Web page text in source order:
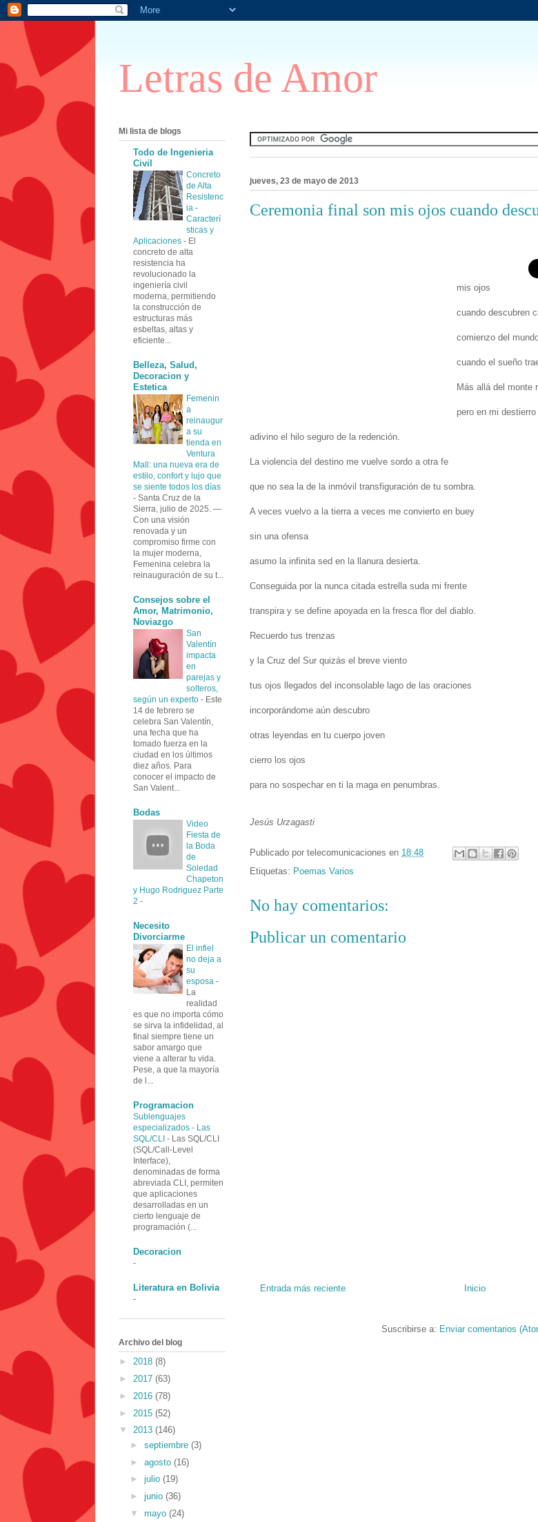
Letras de Amor
jueves, 23 de mayo de 2013
Ceremonia final son mis ojos cuando
mis ojos
cuando descubren
comienzo del
cuando el sueño
Más allá del monte
pero en mi destierro
adivino el hilo seguro de la redención.
La violencia del destino me vuelve sordo a otra fe
que no sea la de la inmóvil transfiguración de tu sombra.
A veces vuelvo a la tierra a veces me convierto en buey
sin una ofensa
asumo la infinita sed en la llanura desierta.
Conseguida por la nunca citada estrella suda mi frente
transpira y se define apoyada en la fresca flor del diablo.
Recuerdo tus trenzas
y la Cruz del Sur quizás el breve viento
tus ojos llegados del inconsolable lago de las oraciones
incorporándome aún descubro
otras leyendas en tu cuerpo joven
cierro los ojos
para no sospechar en ti la maga en penumbras.
Jesús Urzagasti
Publicado por telecomunicaciones en 18:48
Etiquetas: Poemas Varios
No hay comentarios:
Publicar un comentario
Entrada más reciente Inicio
Suscribirse a: Enviar comentarios
Mi lista de blogs
Todo de Ingenieria
Civil
Concreto
de Alta
Resistenc
ia -
Caracterí
sticas y
Aplicaciones - El
concreto de alta
resistencia ha
revolucionado la
ingeniería civil
moderna, permitiendo
la construcción de
estructuras más
esbeltas, altas y
eficiente...
Belleza, Salud,
Decoracion y
Estetica
Femenin
a
reinaugur
a su
tienda en
Ventura
Mall: una nueva era de
estilo, confort y lujo que
se siente todos los días
- Santa Cruz de la
Sierra, julio de 2025. —
Con una visión
renovada y un
compromiso firme con
la mujer moderna,
Femenina celebra la
reinauguración de su t...
Consejos sobre el
Amor, Matrimonio,
Noviazgo
San
Valentín
impacta
en
parejas y
solteros,
según un experto - Este
14 de febrero se
celebra San Valentín,
una fecha que ha
tomado fuerza en la
ciudad en los últimos
diez años. Para
conocer el impacto de
San Valent...
Bodas
Video
Fiesta de
la Boda
de
Soledad
Chapeton
y Hugo Rodriguez Parte
2 -
Necesito
Divorciarme
El infiel
no deja a
su
esposa -
La
realidad
es que no importa cómo
se sirva la infidelidad, al
final siempre tiene un
sabor amargo que
viene a alterar tu vida.
Pese, a que la mayoría
de l...
Programacion
Sublenguajes
especializados - Las
SQL/CLI - Las SQL/CLI
(SQL/Call-Level
Interface),
denominadas de forma
abreviada CLI, permiten
que aplicaciones
desarrolladas en un
cierto lenguaje de
programación (...
Decoracion
-
Literatura en Bolivia
-
Archivo del blog
► 2018 (8)
► 2017 (63)
► 2016 (78)
► 2015 (52)
▼ 2013 (146)
► septiembre (3)
► agosto (16)
► julio (19)
► junio (36)
▼ mayo (24)